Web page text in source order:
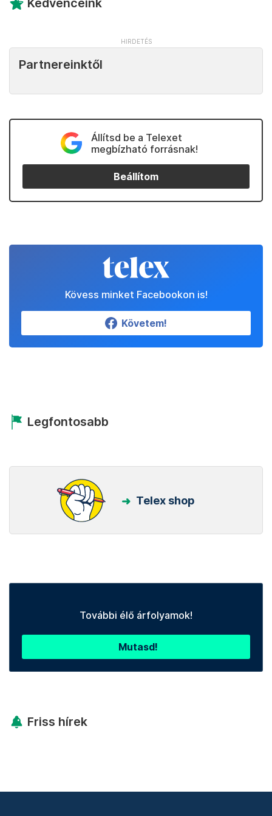
Kedvenceink
Partnereinktől
Állítsd be a Telexet
megbízható forrásnak!
Beállítom
Kövess minket Facebookon is!
Követem!
Legfontosabb
Telex shop
További élő árfolyamok!
Mutasd!
Friss hírek